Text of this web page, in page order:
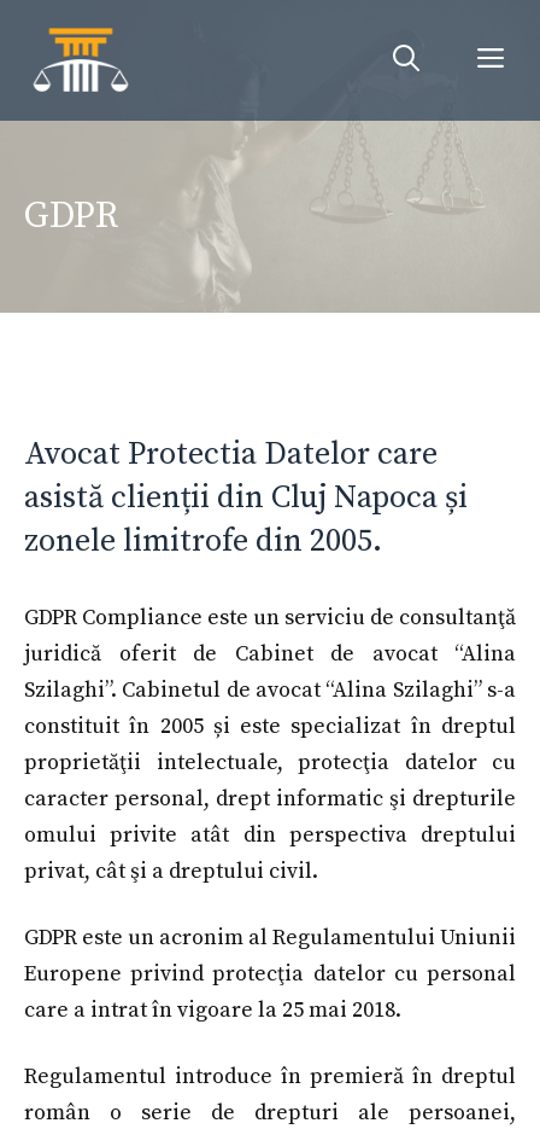
conținut
GDPR
Avocat Protectia Datelor care
asistă clienții din Cluj Napoca și
zonele limitrofe din 2005.
GDPR Compliance este un serviciu de consultanţă
juridică oferit de Cabinet de avocat “Alina
Szilaghi”. Cabinetul de avocat “Alina Szilaghi” s-a
constituit în 2005 și este specializat în dreptul
proprietăţii intelectuale, protecţia datelor cu
caracter personal, drept informatic şi drepturile
omului privite atât din perspectiva dreptului
privat, cât şi a dreptului civil.
GDPR este un acronim al Regulamentului Uniunii
Europene privind protecţia datelor cu personal
care a intrat în vigoare la 25 mai 2018.
Regulamentul introduce în premieră în dreptul
român o serie de drepturi ale persoanei,